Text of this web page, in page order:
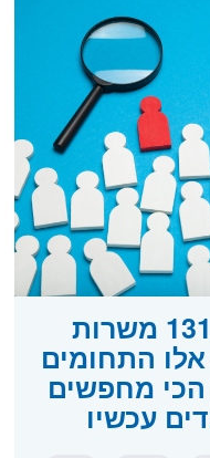
131,000 משרות
אלו התחומים
מחפשים
עכשיו